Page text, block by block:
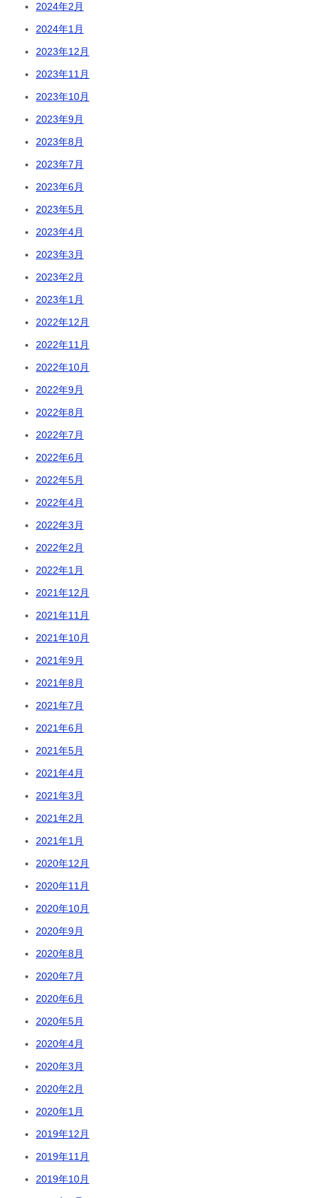
2024年2月
2024年1月
2023年12月
2023年11月
2023年10月
2023年9月
2023年8月
2023年7月
2023年6月
2023年5月
2023年4月
2023年3月
2023年2月
2023年1月
2022年12月
2022年11月
2022年10月
2022年9月
2022年8月
2022年7月
2022年6月
2022年5月
2022年4月
2022年3月
2022年2月
2022年1月
2021年12月
2021年11月
2021年10月
2021年9月
2021年8月
2021年7月
2021年6月
2021年5月
2021年4月
2021年3月
2021年2月
2021年1月
2020年12月
2020年11月
2020年10月
2020年9月
2020年8月
2020年7月
2020年6月
2020年5月
2020年4月
2020年3月
2020年2月
2020年1月
2019年12月
2019年11月
2019年10月